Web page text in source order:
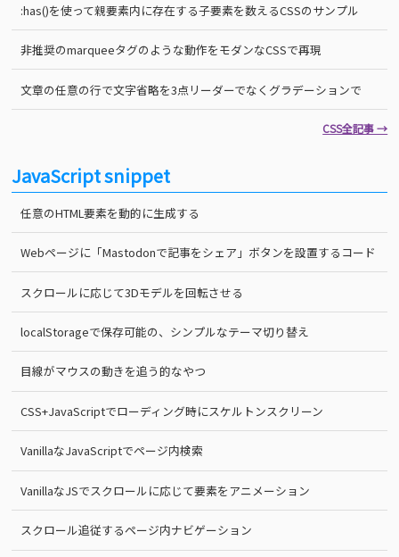
:has()を使って親要素内に存在する子要素を数えるCSSのサンプル
非推奨のmarqueeタグのような動作をモダンなCSSで再現
文章の任意の行で文字省略を3点リーダーでなくグラデーションで
CSS全記事 →
JavaScript snippet
任意のHTML要素を動的に生成する
Webページに「Mastodonで記事をシェア」ボタンを設置するコード
スクロールに応じて3Dモデルを回転させる
localStorageで保存可能の、シンプルなテーマ切り替え
目線がマウスの動きを追う的なやつ
CSS+JavaScriptでローディング時にスケルトンスクリーン
VanillaなJavaScriptでページ内検索
VanillaなJSでスクロールに応じて要素をアニメーション
スクロール追従するページ内ナビゲーション